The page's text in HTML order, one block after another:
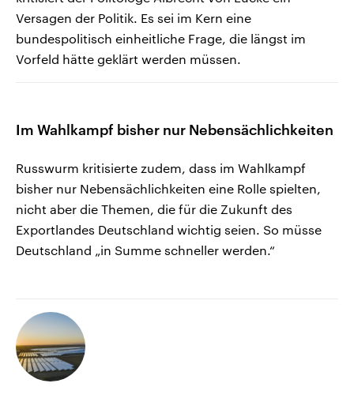
Versagen der Politik. Es sei im Kern eine
bundespolitisch einheitliche Frage, die längst im
Vorfeld hätte geklärt werden müssen.
Im Wahlkampf bisher nur Nebensächlichkeiten
Russwurm kritisierte zudem, dass im Wahlkampf
bisher nur Nebensächlichkeiten eine Rolle spielten,
nicht aber die Themen, die für die Zukunft des
Exportlandes Deutschland wichtig seien. So müsse
Deutschland „in Summe schneller werden.“